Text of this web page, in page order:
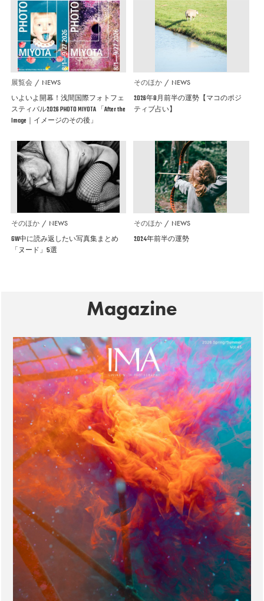
展覧会 NEWS
いよいよ開幕！浅間国際フォトフェ
スティバル2026 PHOTO MIYOTA 「After the
Image｜イメージのその後」
そのほか NEWS
2026年8月前半の運勢【マコのポジ
ティブ占い】
そのほか NEWS
GW中に読み返したい写真集まとめ
「ヌード」5選
そのほか NEWS
2024年前半の運勢
Magazine